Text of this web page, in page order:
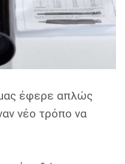
έφερε απλώς
νέο τρόπο να